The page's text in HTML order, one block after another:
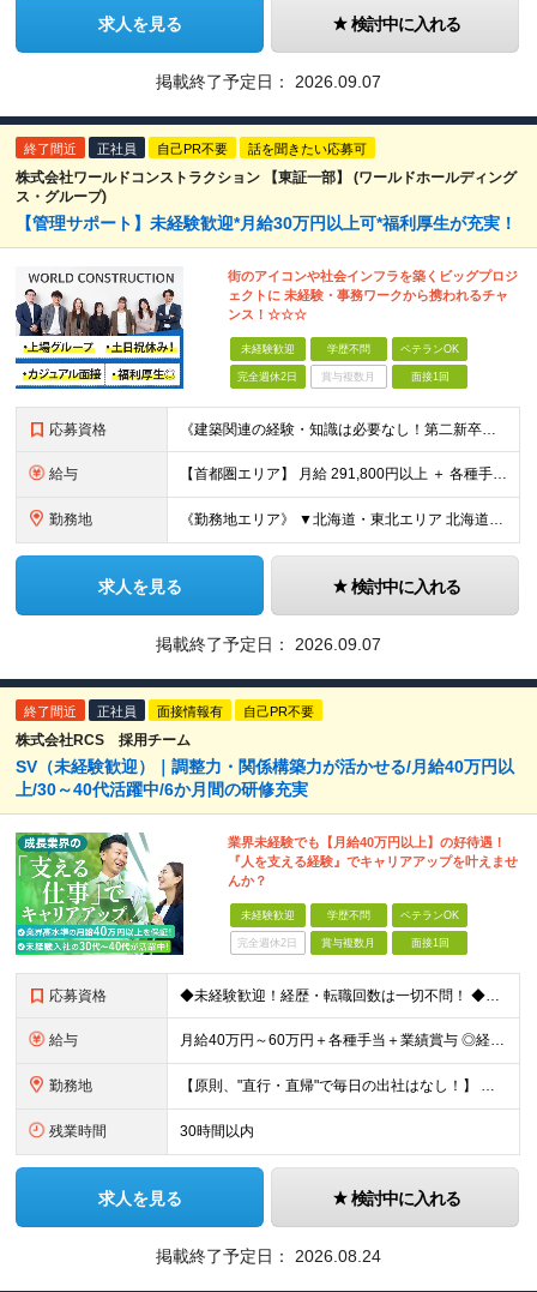
求人を見る 検討中に入れる
掲載終了予定日： 2026.09.07
終了間近 正社員 自己PR不要 話を聞きたい応募可
株式会社ワールドコンストラクション 【東証一部】 (ワールドホールディング
ス・グループ)
【管理サポート】未経験歓迎*月給30万円以上可*福利厚生が充実！
街のアイコンや社会インフラを築くビッグプロジ
ェクトに 未経験・事務ワークから携われるチャ
ンス！☆☆☆
未経験歓迎 学歴不問 ベテランOK
完全週休2日 賞与複数月 面接1回
応募資格 《建築関連の経験・知識は必要なし！第二新卒歓迎》 ◎学歴・経歴・性別不問 ★20～30代メンバーが活躍中 ★U・Iターン歓迎 《応募条件》 ◆35歳までの方（若年層の長期キャリア形成を図るため） ※
給与 【首都圏エリア】 月給 291,800円以上 ＋ 各種手当 【北関東エリア】 月給 264,260円以上 ＋ 各種手当 【関西・四国エリア】 月給 278,040円以上 ＋ 各種手当 【中部エリ
勤務地 《勤務地エリア》 ▼北海道・東北エリア 北海道、青森県、秋田県、宮城県、岩手県、山形県、福島県 ▼関東エリア 東京都、神奈川県、埼玉県、茨城県、千葉県、群馬県、栃木県 ▼東海・北陸エリア 新潟県、
求人を見る 検討中に入れる
掲載終了予定日： 2026.09.07
終了間近 正社員 面接情報有 自己PR不要
株式会社RCS 採用チーム
SV（未経験歓迎）｜調整力・関係構築力が活かせる/月給40万円以
上/30～40代活躍中/6か月間の研修充実
業界未経験でも【月給40万円以上】の好待遇！
『人を支える経験』でキャリアアップを叶えませ
んか？
未経験歓迎 学歴不問 ベテランOK
完全週休2日 賞与複数月 面接1回
応募資格 ◆未経験歓迎！経歴・転職回数は一切不問！ ◆異業界出身の30代・40代も活躍中！ ◆U・Iターン希望の方も歓迎（引越費用規定あり） 【応募要件】 ■高卒以上 ■普通自動車運転免許（AT限定可） ■基
給与 月給40万円～60万円＋各種手当＋業績賞与 ◎経験や能力等を考慮し、優遇いたします！ ◎成果により業績賞与を年2回支給します！ 上記月給には、固定残業代として 「60,800円～95,000円（28
勤務地 【原則、"直行・直帰"で毎日の出社はなし！】 東京・埼玉・千葉・神奈川などを中心とした 周辺エリアの現場に「直行・直帰」となります！ ■関東第一第二支部 埼玉県八潮市大字二丁目1142-2 ◎最寄り
残業時間 30時間以内
求人を見る 検討中に入れる
掲載終了予定日： 2026.08.24